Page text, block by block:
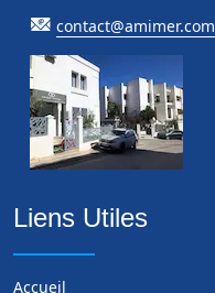
contact@amimer.com
Liens Utiles
Accueil